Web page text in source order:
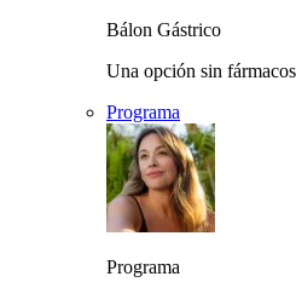
Bálon Gástrico
Una opción sin
Programa
Programa